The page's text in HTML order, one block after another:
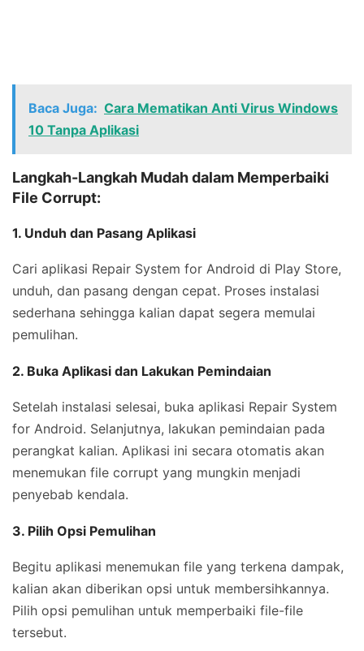
Baca Juga: Cara Mematikan Anti Virus Windows
10 Tanpa Aplikasi
Langkah-Langkah Mudah dalam Memperbaiki
File Corrupt:
1. Unduh dan Pasang Aplikasi
Cari aplikasi Repair System for Android di Play Store,
unduh, dan pasang dengan cepat. Proses instalasi
sederhana sehingga kalian dapat segera memulai
pemulihan.
2. Buka Aplikasi dan Lakukan Pemindaian
Setelah instalasi selesai, buka aplikasi Repair System
for Android. Selanjutnya, lakukan pemindaian pada
perangkat kalian. Aplikasi ini secara otomatis akan
menemukan file corrupt yang mungkin menjadi
penyebab kendala.
3. Pilih Opsi Pemulihan
Begitu aplikasi menemukan file yang terkena dampak,
kalian akan diberikan opsi untuk membersihkannya.
Pilih opsi pemulihan untuk memperbaiki file-file
tersebut.